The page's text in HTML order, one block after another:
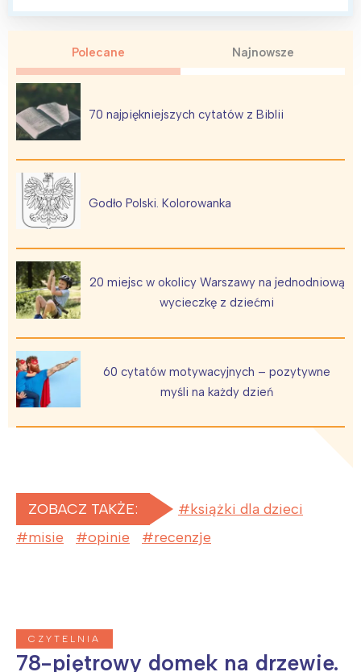
Polecane Najnowsze
70 najpiękniejszych cytatów z Biblii
Godło Polski. Kolorowanka
20 miejsc w okolicy Warszawy na jednodniową
wycieczkę z dziećmi
60 cytatów motywacyjnych – pozytywne
myśli na każdy dzień
ZOBACZ TAKŻE:
książki dla dzieci
misie
opinie recenzje
CZYTELNIA
78-piętrowy domek na drzewie.